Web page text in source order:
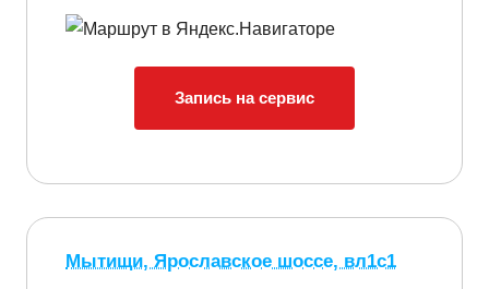
Запись на сервис
Мытищи, Ярославское шоссе, вл1с1